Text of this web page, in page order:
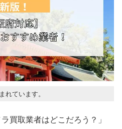
れています。
買取業者はどこだろう？」